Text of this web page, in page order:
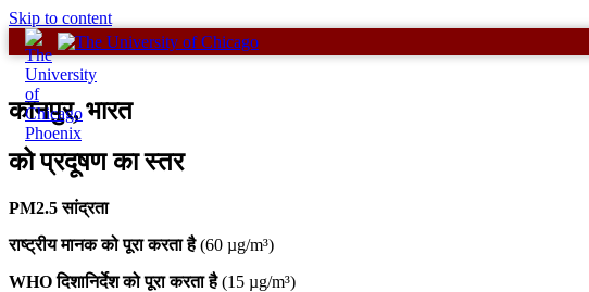
Skip to content
कानपुर, भारत
को प्रदूषण का स्तर
PM2.5 सांद्रता
राष्ट्रीय मानक को पूरा करता है(60 µg/m³)
WHO दिशानिर्देश को पूरा करता है(15 µg/m³)